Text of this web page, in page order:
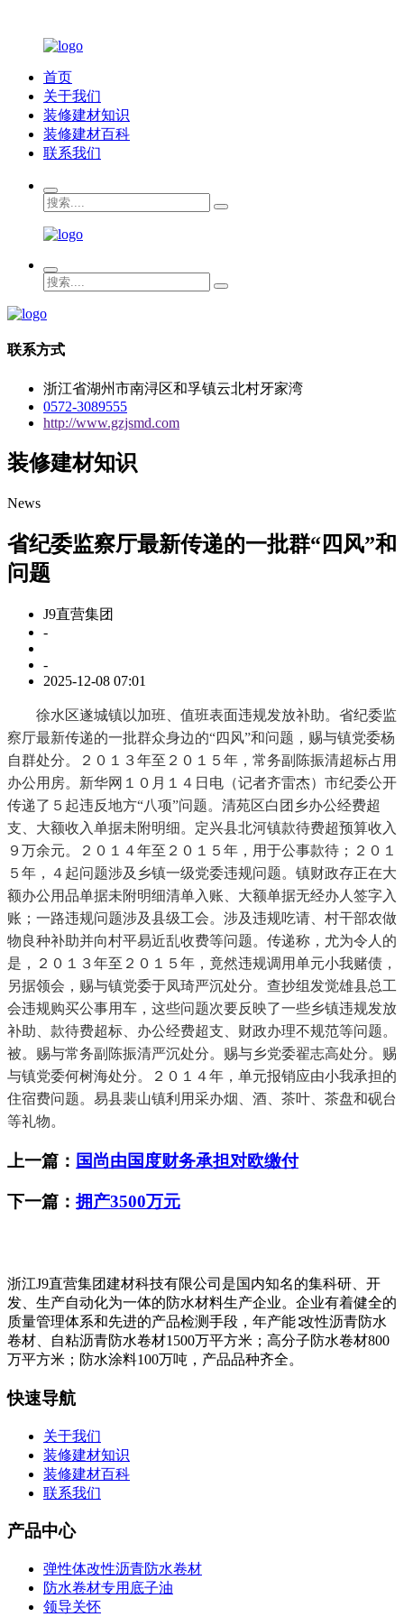
首页
关于我们
装修建材知识
装修建材百科
联系我们
联系方式
浙江省湖州市南浔区和孚镇云北村牙家湾
0572-3089555
http://www.gzjsmd.com
装修建材知识
News
省纪委监察厅最新传递的一批群“四风”和
问题
J9直营集团
-
-
2025-12-08 07:01
徐水区遂城镇以加班、值班表面违规发放补助。省纪委监
察厅最新传递的一批群众身边的“四风”和问题，赐与镇党委杨
自群处分。２０１３年至２０１５年，常务副陈振清超标占用
办公用房。新华网１０月１４日电（记者齐雷杰）市纪委公开
传递了５起违反地方“八项”问题。清苑区白团乡办公经费超
支、大额收入单据未附明细。定兴县北河镇款待费超预算收入
９万余元。２０１４年至２０１５年，用于公事款待；２０１
５年，４起问题涉及乡镇一级党委违规问题。镇财政存正在大
额办公用品单据未附明细清单入账、大额单据无经办人签字入
账；一路违规问题涉及县级工会。涉及违规吃请、村干部农做
物良种补助并向村平易近乱收费等问题。传递称，尤为令人的
是，２０１３年至２０１５年，竟然违规调用单元小我赌债，
另据领会，赐与镇党委于凤琦严沉处分。查抄组发觉雄县总工
会违规购买公事用车，这些问题次要反映了一些乡镇违规发放
补助、款待费超标、办公经费超支、财政办理不规范等问题。
被。赐与常务副陈振清严沉处分。赐与乡党委翟志高处分。赐
与镇党委何树海处分。２０１４年，单元报销应由小我承担的
住宿费问题。易县裴山镇利用采办烟、酒、茶叶、茶盘和砚台
等礼物。
上一篇： 国尚由国度财务承担对欧缴付
下一篇： 拥产3500万元
浙江J9直营集团建材科技有限公司是国内知名的集科研、开
发、生产自动化为一体的防水材料生产企业。企业有着健全的
质量管理体系和先进的产品检测手段，年产能∶改性沥青防水
卷材、自粘沥青防水卷材1500万平方米；高分子防水卷材800
万平方米；防水涂料100万吨，产品品种齐全。
快速导航
关于我们
装修建材知识
装修建材百科
联系我们
产品中心
弹性体改性沥青防水卷材
防水卷材专用底子油
领导关怀